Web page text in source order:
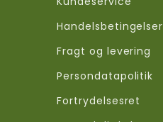
Handelsbetingelser
Fragt og levering
Persondatapolitik
Fortrydelsesret